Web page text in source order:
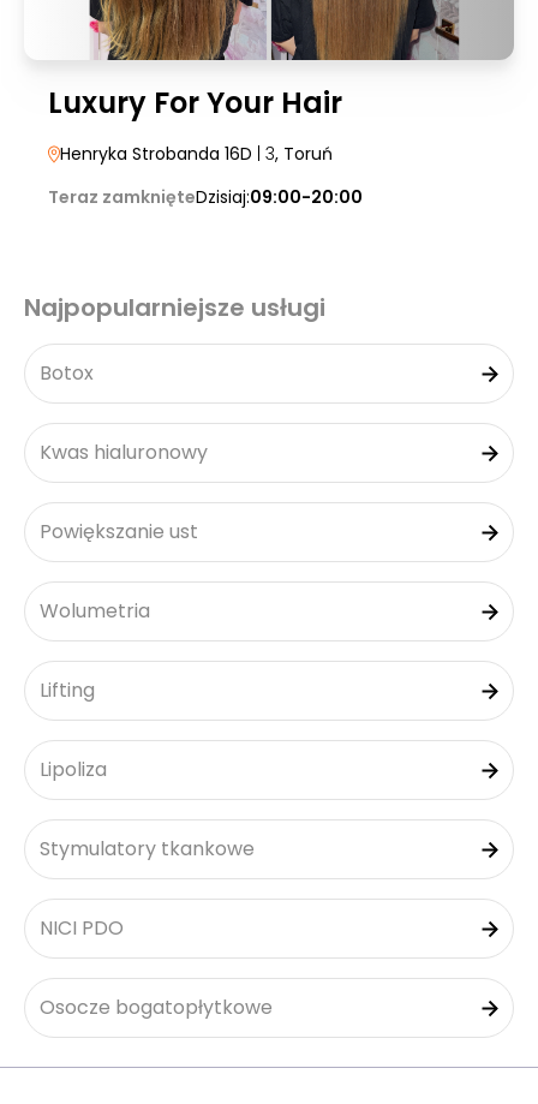
Luxury For Your Hair
Henryka Strobanda 16D | 3, Toruń
Teraz zamknięteDzisiaj:09:00-20:00
Najpopularniejsze usługi
Botox
Kwas hialuronowy
Powiększanie ust
Wolumetria
Lifting
Lipoliza
Stymulatory tkankowe
NICI PDO
Osocze bogatopłytkowe